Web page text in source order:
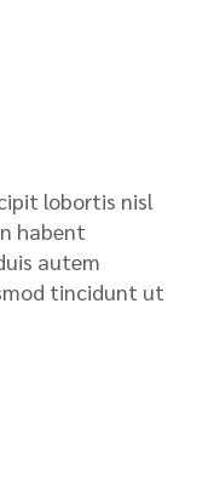
lobortis nisl
habent
autem
tincidunt ut